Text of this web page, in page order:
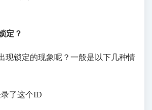
定？
现锁定的现象呢？一般是以下几种情
了这个ID